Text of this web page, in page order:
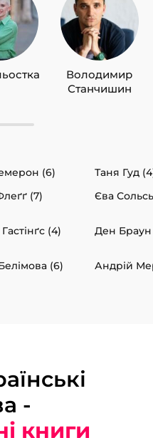
Володимир
Станчишин
(6) Таня Гуд
(7) Єва
(4) Ден Браун
(6) Андрій
-
книги